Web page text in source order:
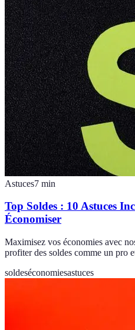
Astuces7 min
Top Soldes : 10 Astuces
Économiser
Maximisez vos économies avec
profiter des soldes comme un pro
soldeséconomiesastuces